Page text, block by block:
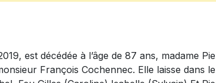
est décédée à l’âge de 87 ans, madame
François Cochennec. Elle laisse dans